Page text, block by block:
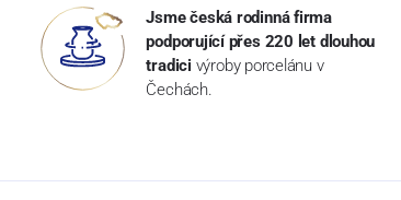
Jsme česká rodinná firma
podporující přes 220 let dlouhou
tradici výroby porcelánu v
Čechách.